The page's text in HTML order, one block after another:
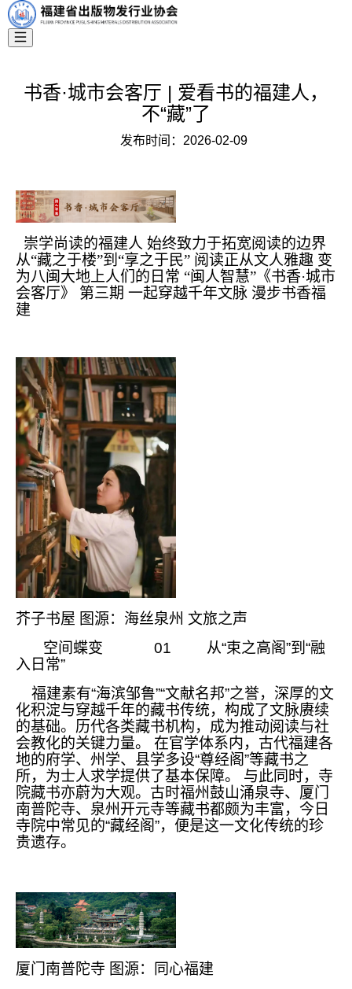
书香·城市会客厅 | 爱看书的福建人，
不“藏”了
发布时间： 2026-02-09
崇学尚读的福建人 始终致力于拓宽阅读的边界
从“藏之于楼”到“享之于民” 阅读正从文人雅趣 变
为八闽大地上人们的日常 “闽人智慧”《书香·城市
会客厅》 第三期 一起穿越千年文脉 漫步书香福
建
芥子书屋 图源：海丝泉州 文旅之声
空间蝶变 01 从“束之高阁”到“融
入日常”
福建素有“海滨邹鲁”“文献名邦”之誉，深厚的文
化积淀与穿越千年的藏书传统，构成了文脉赓续
的基础。历代各类藏书机构，成为推动阅读与社
会教化的关键力量。 在官学体系内，古代福建各
地的府学、州学、县学多设“尊经阁”等藏书之
所，为士人求学提供了基本保障。 与此同时，寺
院藏书亦蔚为大观。古时福州鼓山涌泉寺、厦门
南普陀寺、泉州开元寺等藏书都颇为丰富，今日
寺院中常见的“藏经阁”，便是这一文化传统的珍
贵遗存。
厦门南普陀寺 图源：同心福建